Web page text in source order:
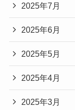
2025年7月
2025年6月
2025年5月
2025年4月
2025年3月